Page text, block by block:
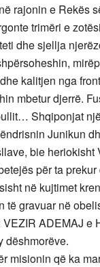
rajonin e Rekës
trimëri e
dhe sjellja
kalitjen nga
mbetur djerrë.
Shqiponjat
Junikun
bie
për ta
në kujtimet
gravuar në
ADEMAJ e
dëshmorëve.
misionin që ka